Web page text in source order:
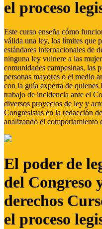
el proceso
Este curso enseña cómo
válida una ley, los límites que
estándares internacionales de
ninguna ley vulnere a las
comunidades campesinas, las
personas mayores o el medio
con la guía experta de quienes
trabajo de incidencia ante el
diversos proyectos de ley y
Congresistas en la redacción
analizando el comportamiento
El poder de
del Congreso
derechos
el proceso